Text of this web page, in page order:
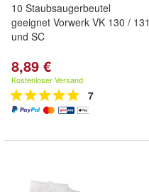
10 Staubsaugerbeutel
geeignet Vorwerk VK 130 / 131
und SC
8,89 €
Kostenloser Versand
7